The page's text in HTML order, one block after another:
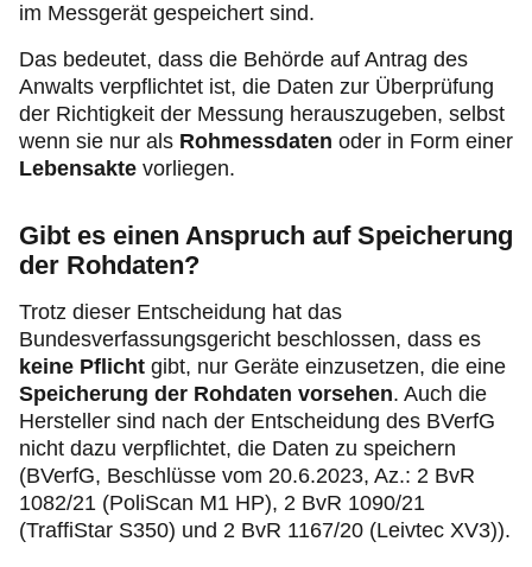
im Messgerät gespeichert sind.
Das bedeutet, dass die Behörde auf Antrag des
Anwalts verpflichtet ist, die Daten zur Überprüfung
der Richtigkeit der Messung herauszugeben, selbst
wenn sie nur als Rohmessdaten oder in Form einer
Lebensakte vorliegen.
Gibt es einen Anspruch auf Speicherung
der Rohdaten?
Trotz dieser Entscheidung hat das
Bundesverfassungsgericht beschlossen, dass es
keine Pflicht gibt, nur Geräte einzusetzen, die eine
Speicherung der Rohdaten vorsehen. Auch die
Hersteller sind nach der Entscheidung des BVerfG
nicht dazu verpflichtet, die Daten zu speichern
(BVerfG, Beschlüsse vom 20.6.2023, Az.: 2 BvR
1082/21 (PoliScan M1 HP), 2 BvR 1090/21
(TraffiStar S350) und 2 BvR 1167/20 (Leivtec XV3)).